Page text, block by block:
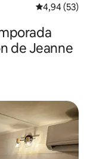
4,94 de uma
4,94 (53)
de Jeanne